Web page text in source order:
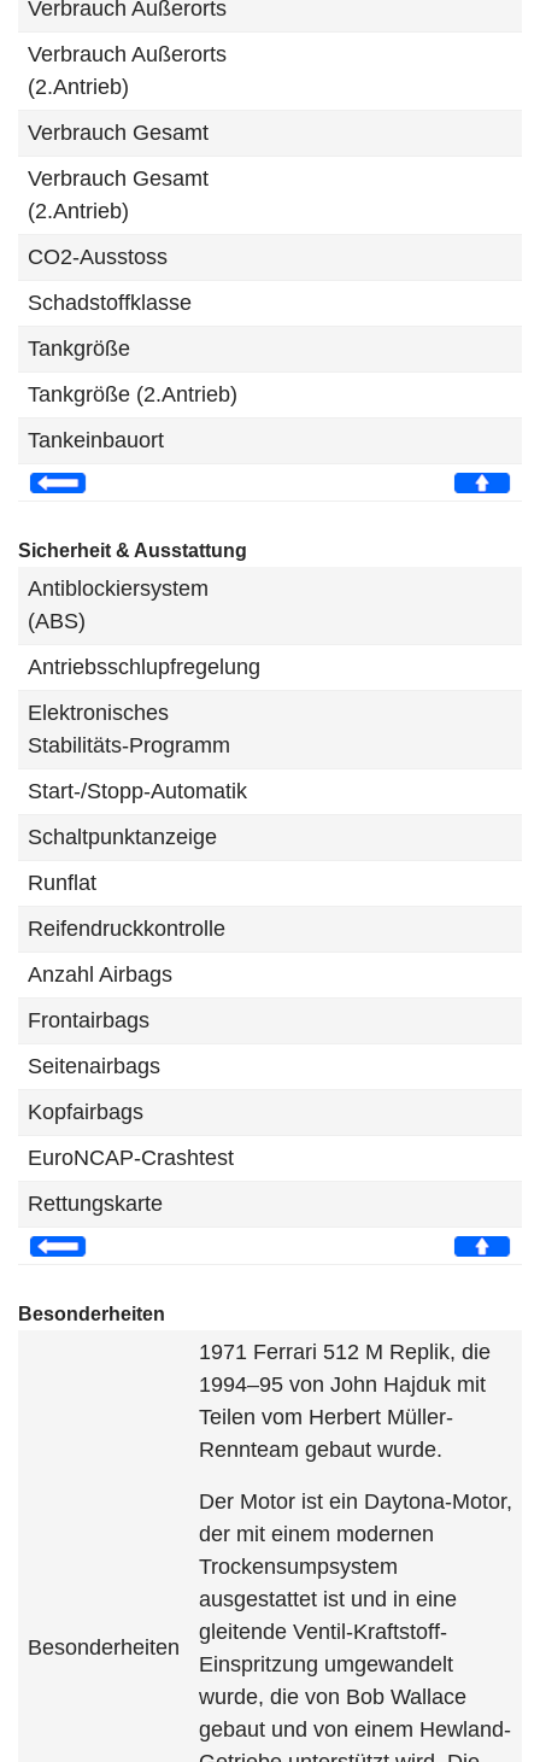
Verbrauch Außerorts
Verbrauch Außerorts
(2.Antrieb)
Verbrauch Gesamt
Verbrauch Gesamt
(2.Antrieb)
CO2-Ausstoss
Schadstoffklasse
Tankgröße
Tankgröße (2.Antrieb)
Tankeinbauort
Sicherheit & Ausstattung
Antiblockiersystem
(ABS)
Antriebsschlupfregelung
Elektronisches
Stabilitäts-Programm
Start-/Stopp-Automatik
Schaltpunktanzeige
Runflat
Reifendruckkontrolle
Anzahl Airbags
Frontairbags
Seitenairbags
Kopfairbags
EuroNCAP-Crashtest
Rettungskarte
Besonderheiten
Besonderheiten
1971 Ferrari 512 M Replik, die
1994–95 von John Hajduk mit
Teilen vom Herbert Müller-
Rennteam gebaut wurde.
Der Motor ist ein Daytona-Motor,
der mit einem modernen
Trockensumpsystem
ausgestattet ist und in eine
gleitende Ventil-Kraftstoff-
Einspritzung umgewandelt
wurde, die von Bob Wallace
gebaut und von einem Hewland-